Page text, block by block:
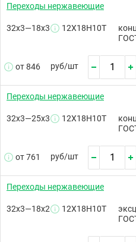
Переходы нержавеющие
32х3—18х3 12Х18Н10Т
от 846 руб/шт
Переходы нержавеющие
32х3—25х3 12Х18Н10Т
от 761 руб/шт
Переходы нержавеющие
32х3—18х2 12Х18Н10Т